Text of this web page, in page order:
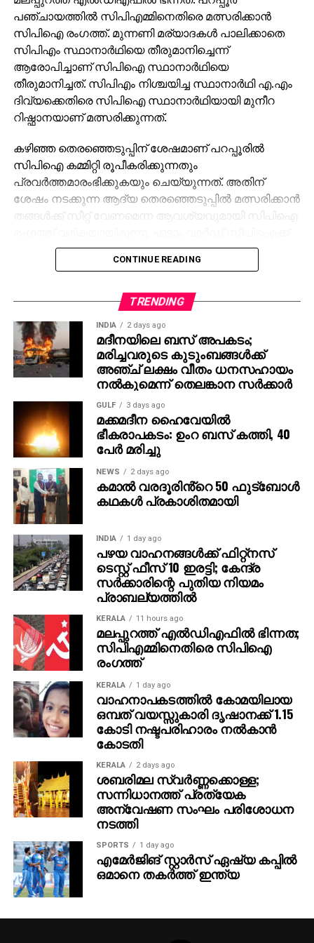
പഞ്ചായത്തില്‍ സിപിഎമ്മിനെതിരെ മത്സരിക്കാന്‍
സിപിഐ രംഗത്ത്. മുന്നണി മര്യാദകള്‍ പാലിക്കാതെ
സിപിഎം സ്ഥാനാര്‍ഥിയെ തീരുമാനിച്ചെന്ന്
ആരോപിച്ചാണ് സിപിഐ സ്ഥാനാര്‍ഥിയെ
തീരുമാനിച്ചത്. സിപിഎം നിശ്ചയിച്ച സ്ഥാനാര്‍ഥി എ.എം
ദിവ്യക്കെതിരെ സിപിഐ സ്ഥാനാര്‍ഥിയായി മുനീറ
റിഷ്ഫാനയാണ് മത്സരിക്കുന്നത്.
കഴിഞ്ഞ തെരഞ്ഞെടുപ്പിന് ശേഷമാണ് പറപ്പൂരില്‍
സിപിഐ കമ്മിറ്റി രൂപീകരിക്കുന്നതും
പ്രവര്‍ത്തമാരംഭിക്കുകയും ചെയ്യുന്നത്. അതിന്
ശേഷം നടക്കുന്ന ആദ്യ തെരഞ്ഞെടുപ്പില്‍ മത്സരിക്കാന്‍
തങ്ങള്‍ക്ക് സീറ്റ് വേണമെന്ന ആവശ്യവുമായി സിപിഐ
നല്‍കാമെന്ന് തീരുമാനമായെങ്കിലും അവസാനനിമിഷം
സിപിഎം സ്ഥാനാര്‍ഥിയെ നിശ്ചയിക്കുകയായിരുന്നു.
ഇതോടെ, സ്വാഭാവികമായും സിപിഐ
മാറിക്കൊടുക്കുകയും ഏഴാം വാര്‍ഡിന് വേണ്ടി
ആവശ്യമുന്നയിക്കുകയും ചെയ്തു. എന്നാല്‍,
സിപിഎമ്മിന്റെ പ്രാദേശിക നേതൃത്വം ഏഴാം
വാര്‍ഡിലും സ്ഥാനാര്‍ഥിയെ പ്രഖ്യാപിച്ചതിനെ
തുടര്‍ന്നാണ് ഭിന്നത രൂക്ഷമായത്. തുടര്‍ന്ന് സിപിഐ
തങ്ങളുടെ സ്ഥാനാര്‍ഥിയെ തീരുമാനിക്കുകയായിരുന്നു.
CONTINUE READING
TRENDING
INDIA 2 days ago
മദീനയിലെ ബസ് അപകടം;
മരിച്ചവരുടെ കുടുംബങ്ങള്‍ക്ക്
അഞ്ച് ലക്ഷം വീതം ധനസഹായം
നല്‍കുമെന്ന് തെലങ്കാന സര്‍ക്കാര്‍
GULF 3 days ago
മക്കമദീന ഹൈവേയില്‍
ഭീകരാപകടം: ഉംറ ബസ് കത്തി, 40
പേര്‍ മരിച്ചു
NEWS 2 days ago
കമാൽ വരദൂരിൻ്റെ 50 ഫുട്ബോൾ
കഥകൾ പ്രകാശിതമായി
INDIA 1 day ago
പഴയ വാഹനങ്ങള്‍ക്ക് ഫിറ്റ്‌നസ്
ടെസ്റ്റ് ഫീസ് 10 ഇരട്ടി; കേന്ദ്ര
സര്‍ക്കാരിന്റെ പുതിയ നിയമം
പ്രാബല്യത്തില്‍
KERALA 11 hours ago
മലപ്പുറത്ത് എല്‍ഡിഎഫില്‍ ഭിന്നത;
സിപിഎമ്മിനെതിരെ സിപിഐ
രംഗത്ത്
KERALA 1 day ago
വാഹനാപകടത്തില്‍ കോമയിലായ
ഒമ്പത് വയസ്സുകാരി ദൃഷാനക്ക് 1.15
കോടി നഷ്ടപരിഹാരം നല്‍കാന്‍
കോടതി
KERALA 2 days ago
ശബരിമല സ്വര്‍ണ്ണക്കൊള്ള;
സന്നിധാനത്ത് പ്രത്യേക
അന്വേഷണ സംഘം പരിശോധന
നടത്തി
SPORTS 1 day ago
എമേര്‍ജിങ് സ്റ്റാര്‍സ് ഏഷ്യ കപ്പില്‍
ഒമാനെ തകര്‍ത്ത് ഇന്ത്യ